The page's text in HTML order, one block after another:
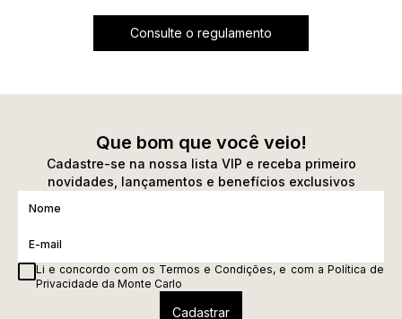
Consulte o regulamento
Que bom que você veio!
Cadastre-se na nossa lista VIP e receba primeiro
novidades, lançamentos e benefícios exclusivos
Li e concordo com os Termos e Condições, e com a Política de
Privacidade da Monte Carlo